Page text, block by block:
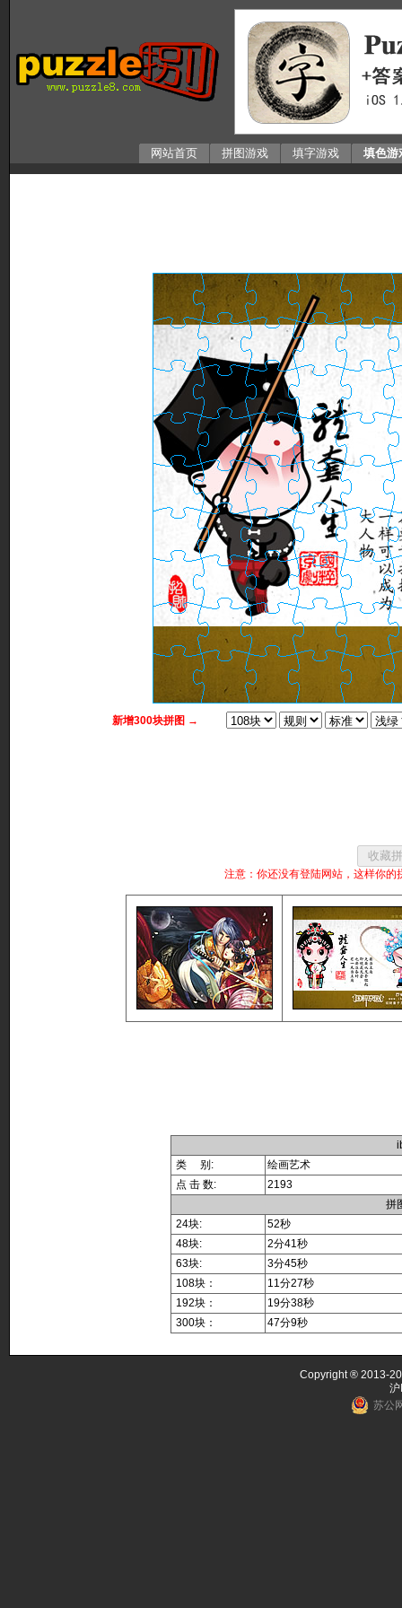
网站首页 拼图游戏 填字游戏 填色游
新增300块拼图 →
注意：你还没有登陆网站，这样你
类 别:
绘画艺术
点 击 数:
2193
拼
24块:
52秒
48块:
2分41秒
63块:
3分45秒
108块：
11分27秒
192块：
19分38秒
300块：
47分9秒
Copyright ® 2013-
苏公